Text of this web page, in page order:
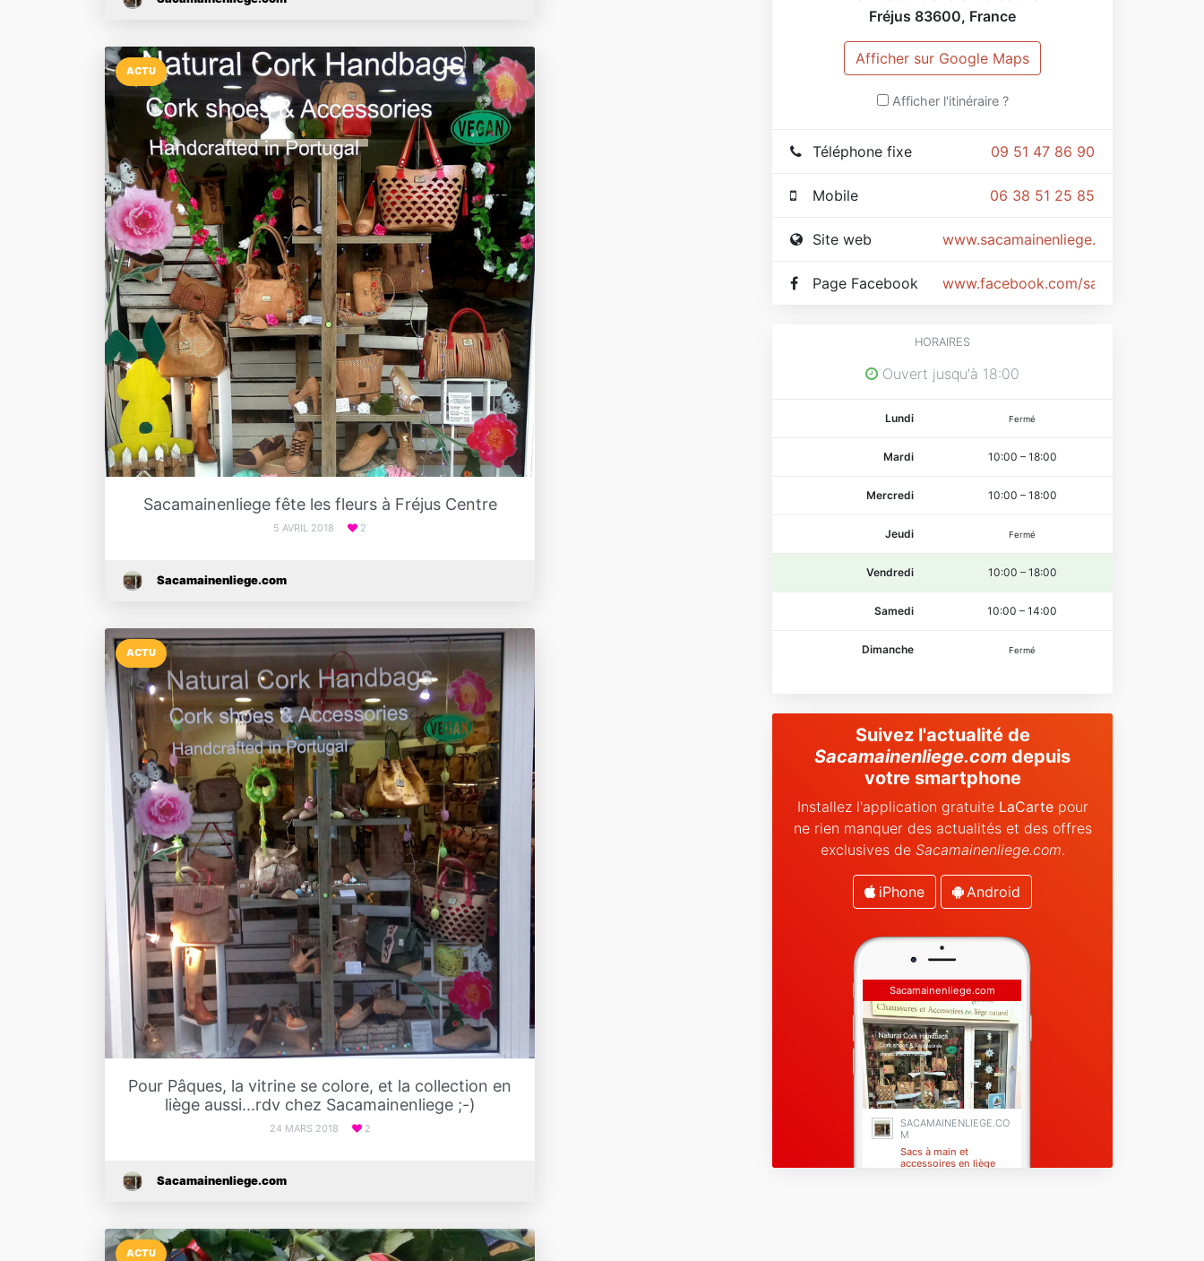
ACTU
Sacamainenliege fête les fleurs à Fréjus Centre
5 AVRIL 2018 2
Sacamainenliege.com
ACTU
Pour Pâques, la vitrine se colore, et la collection en
liège aussi...rdv chez Sacamainenliege ;-)
24 MARS 2018 2
Sacamainenliege.com
ACTU
Fréjus 83600, France
Afficher sur Google Maps
Afficher l'itinéraire ?
09 51 47 86 90
Téléphone fixe
06 38 51 25 85
Mobile
www.sacamainenliege.com
Site web
www.facebook.com/sacamainenliege
Page Facebook
HORAIRES
Ouvert jusqu'à 18:00
Lundi Fermé
Mardi 10:00 – 18:00
Mercredi 10:00 – 18:00
Jeudi Fermé
Vendredi 10:00 – 18:00
Samedi 10:00 – 14:00
Dimanche Fermé
Suivez l'actualité de
Sacamainenliege.com depuis
votre smartphone
Installez l'application gratuite LaCartepour
ne rien manquer des actualités et des offres
exclusives de Sacamainenliege.com.
iPhone Android
Sacamainenliege.com
SACAMAINENLIEGE.CO
M
Sacs à main et
accessoires en liège